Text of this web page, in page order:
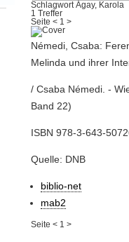
Schlagwort Ágay, Karola
1 Treffer
Seite< 1 >
Némedi, Csaba:
Melinda und ihrer
/ Csaba Némedi. -
Band 22)
ISBN 978-3-643-
Quelle: DNB
biblio-net
mab2
Seite< 1 >